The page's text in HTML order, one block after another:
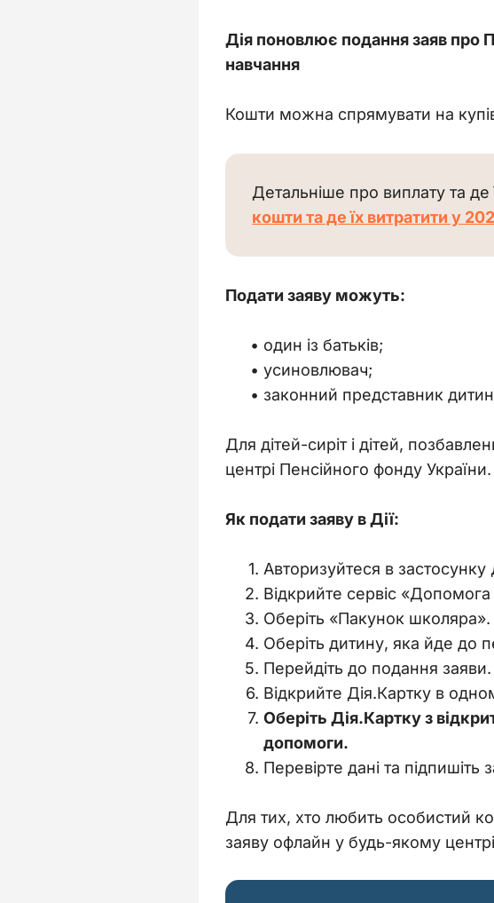
Дія поновлює подання заяв про
навчання
Кошти можна спрямувати на
Детальніше про виплату та де
кошти та де їх витратити у
Подати заяву можуть:
один із батьків;
усиновлювач;
законний представник
Для дітей-сиріт і дітей,
центрі Пенсійного фонду України.
Як подати заяву в Дії:
Авторизуйтеся в застосунку
Відкрийте сервіс
Оберіть «Пакунок школяра».
Оберіть дитину, яка йде до
Перейдіть до подання заяви.
Відкрийте Дія.Картку в
Оберіть Дія.Картку з
допомоги.
Перевірте дані та підпишіть
Для тих, хто любить особистий
заяву офлайн у будь-якому